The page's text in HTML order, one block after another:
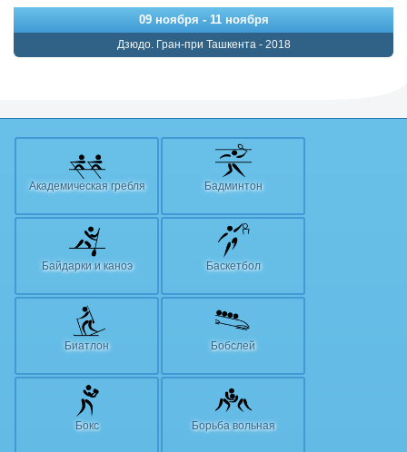
09 ноября - 11 ноября
Дзюдо. Гран-при Ташкента - 2018
Академическая гребля Бадминтон
Байдарки и каноэ Баскетбол
Биатлон Бобслей
Бокс Борьба вольная